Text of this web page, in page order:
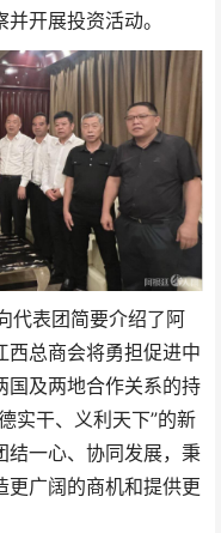
开展投资活动。
表团简要介绍了阿
西总商会将勇担促进中
国及两地合作关系的持
实干、义利天下”的新
结一心、协同发展，秉
更广阔的商机和提供更